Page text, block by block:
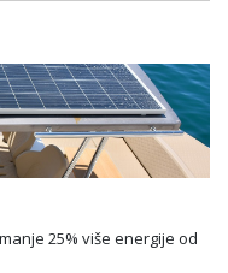
25% više energije od